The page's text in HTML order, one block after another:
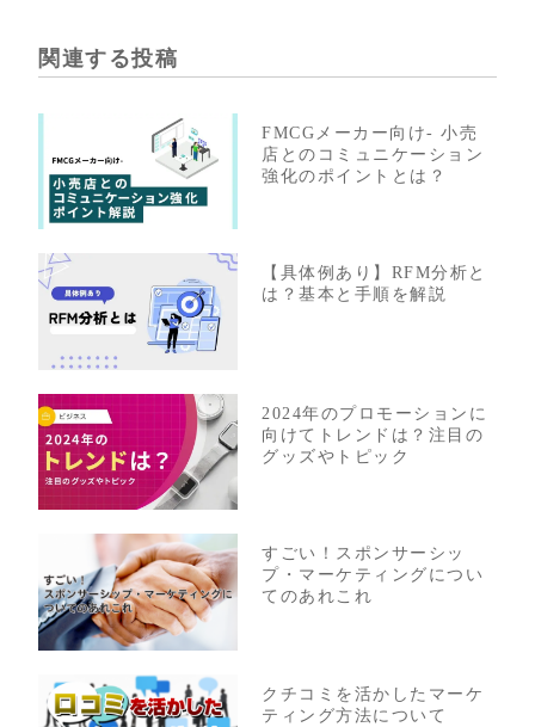
関連する投稿
FMCGメーカー向け- 小売
店とのコミュニケーション
強化のポイントとは？
【具体例あり】RFM分析と
は？基本と手順を解説
2024年のプロモーションに
向けてトレンドは？注目の
グッズやトピック
すごい！スポンサーシッ
プ・マーケティングについ
てのあれこれ
クチコミを活かしたマーケ
ティング方法について